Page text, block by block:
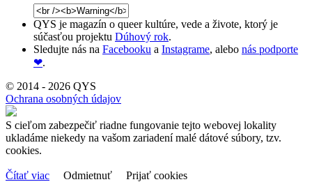
QYS je magazín o queer kultúre, vede a živote, ktorý je
súčasťou projektu Dúhový rok.
Sledujte nás na Facebooku a Instagrame, alebo nás podporte
❤.
© 2014 - 2026 QYS
Ochrana osobných údajov
S cieľom zabezpečiť riadne fungovanie tejto webovej lokality
ukladáme niekedy na vašom zariadení malé dátové súbory, tzv.
cookies.
Čítať viac Odmietnuť Prijať cookies